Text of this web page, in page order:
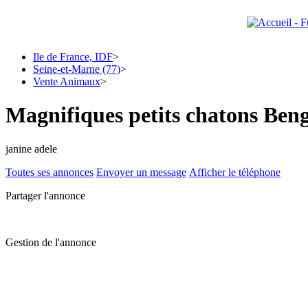
Ile de France, IDF>
Seine-et-Marne (77)>
Vente Animaux>
Magnifiques petits chatons
janine adele
Toutes ses annonces Envoyer un message Afficher le téléphone
Partager l'annonce
Gestion de l'annonce